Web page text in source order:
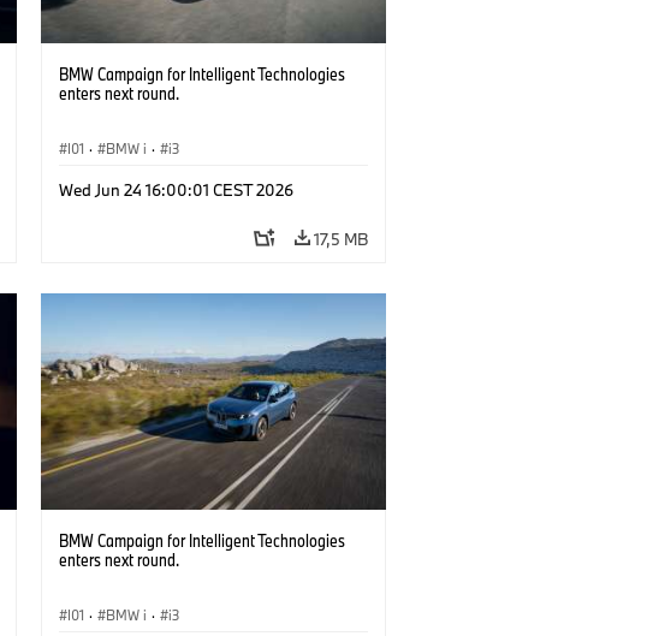
BMW Campaign for Intelligent Technologies
enters next round.
I01 · BMW i · i3
Wed Jun 24 16:00:01 CEST 2026
17,5 MB
BMW Campaign for Intelligent Technologies
enters next round.
I01 · BMW i · i3